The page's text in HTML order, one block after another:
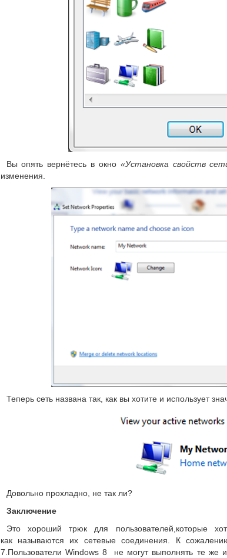
Вы опять вернётесь в окно «Установка свойств
изменения.
Теперь сеть названа так, как вы хотите и использует
Довольно прохладно, не так ли?
Заключение
Это хороший трюк для пользователей,которые
как называются их сетевые соединения. К
7.Пользователи Windows 8 не могут выполнять те же